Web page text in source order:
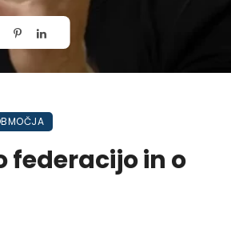
federacijo in o